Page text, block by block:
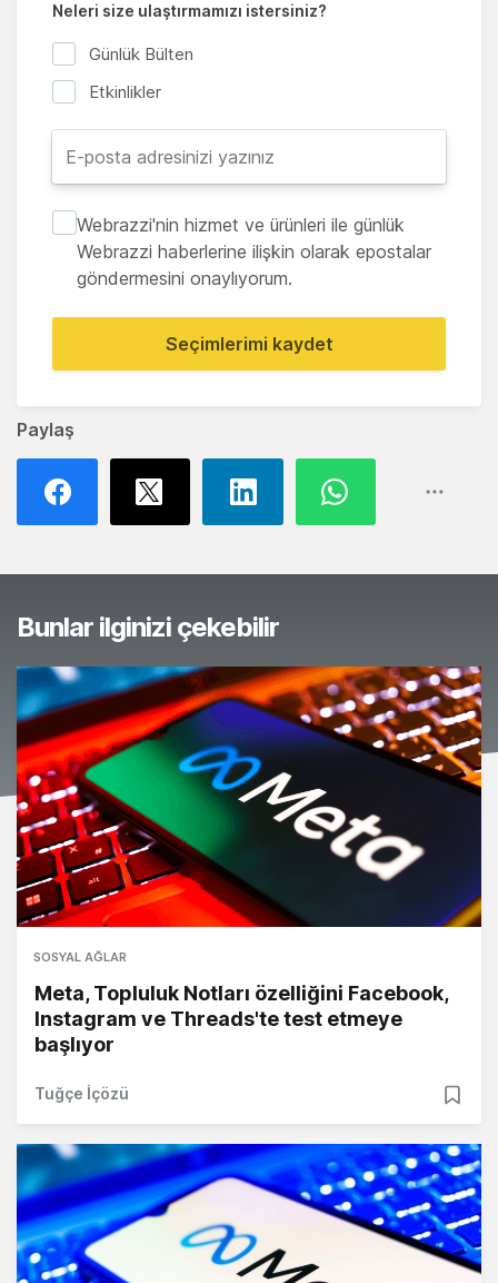
Paylaş
Neleri size ulaştırmamızı istersiniz?
Günlük Bülten
Etkinlikler
Webrazzi'nin hizmet ve ürünleri ile günlük
Webrazzi haberlerine ilişkin olarak epostalar
göndermesini onaylıyorum.
Seçimlerimi kaydet
Bunlar ilginizi çekebilir
SOSYAL AĞLAR
Meta, Topluluk Notları özelliğini Facebook,
Instagram ve Threads'te test etmeye
başlıyor
Tuğçe İçözü